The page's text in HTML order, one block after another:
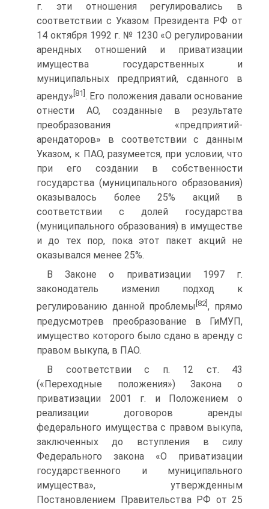
г. эти отношения регулировались в
соответствии с Указом Президента РФ от
14 октября 1992 г. № 1230 «О регулировании
арендных отношений и приватизации
имущества государственных и
муниципальных предприятий, сданного в
аренду» [81] . Его положения давали основание
отнести АО, созданные в результате
преобразования «предприятий-
арендаторов» в соответствии с данным
Указом, к ПАО, разумеется, при условии, что
при его создании в собственности
государства (муниципального образования)
оказывалось более 25% акций в
соответствии с долей государства
(муниципального образования) в имуществе
и до тех пор, пока этот пакет акций не
оказывался менее 25%.
В Законе о приватизации 1997 г.
законодатель изменил подход к
регулированию данной проблемы[82], прямо
предусмотрев преобразование в ГиМУП,
имущество которого было сдано в аренду с
правом выкупа, в ПАО.
В соответствии с п. 12 ст. 43
(«Переходные положения») Закона о
приватизации 2001 г. и Положением о
реализации договоров аренды
федерального имущества с правом выкупа,
заключенных до вступления в силу
Федерального закона «О приватизации
государственного и муниципального
имущества», утвержденным
Постановлением Правительства РФ от 25